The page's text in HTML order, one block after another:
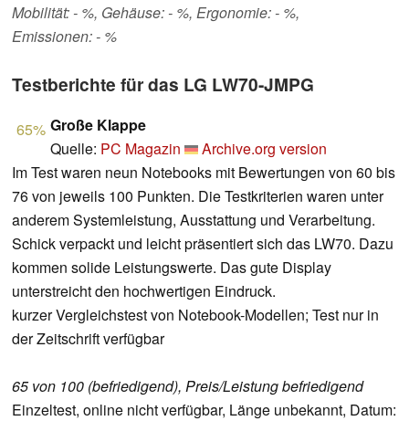
Mobilität: - %, Gehäuse: - %, Ergonomie: - %,
Emissionen: - %
Testberichte für das LG LW70-JMPG
65% Große Klappe
Quelle: PC Magazin
Archive.org version
Im Test waren neun Notebooks mit Bewertungen von 60 bis
76 von jeweils 100 Punkten. Die Testkriterien waren unter
anderem Systemleistung, Ausstattung und Verarbeitung.
Schick verpackt und leicht präsentiert sich das LW70. Dazu
kommen solide Leistungswerte. Das gute Display
unterstreicht den hochwertigen Eindruck.
kurzer Vergleichstest von Notebook-Modellen; Test nur in
der Zeitschrift verfügbar
65 von 100 (befriedigend), Preis/Leistung befriedigend
Einzeltest, online nicht verfügbar, Länge unbekannt, Datum: